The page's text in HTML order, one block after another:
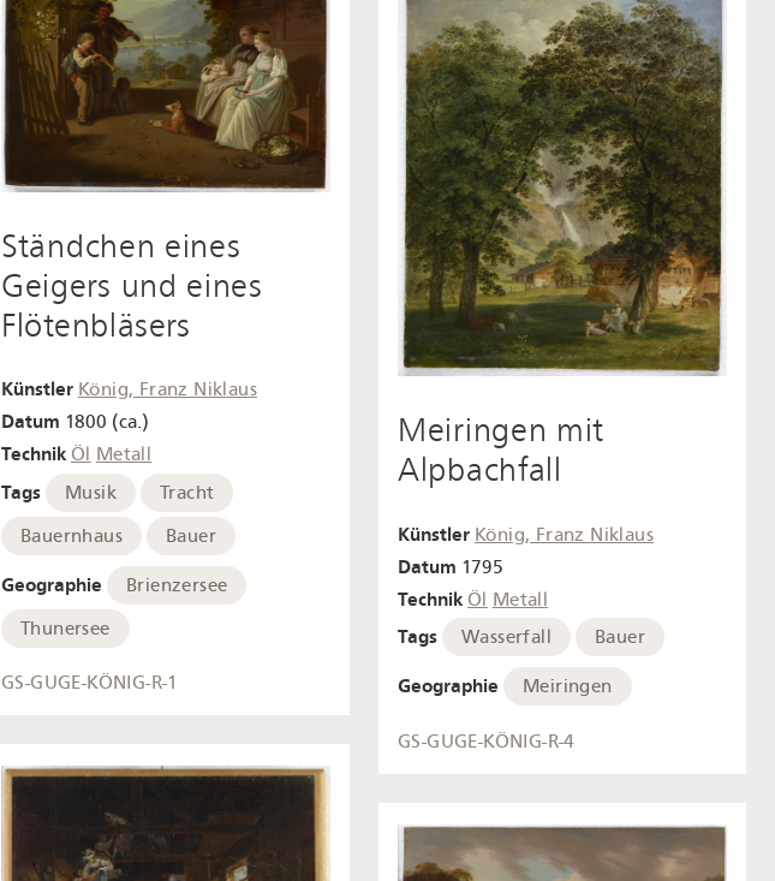
Ständchen eines
Geigers und eines
Flötenbläsers
Künstler König, Franz Niklaus
Datum 1800 (ca.)
Technik Öl Metall
Tags Musik
Tracht
Bauernhaus
Bauer
Geographie
Brienzersee
Thunersee
GS-GUGE-KÖNIG-R-1
Meiringen mit
Alpbachfall
Künstler König, Franz Niklaus
Datum 1795
Technik Öl Metall
Tags Wasserfall Bauer
Geographie Meiringen
GS-GUGE-KÖNIG-R-4